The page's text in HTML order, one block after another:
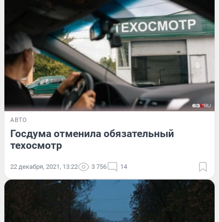
АВТО
Госдума отменила обязательный
техосмотр
22 декабря, 2021, 13:22 3 756 14